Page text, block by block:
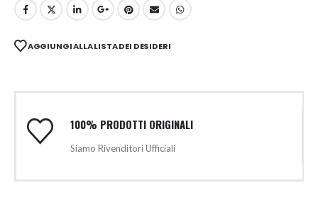
AGGIUNGI ALLA LISTA DEI DESIDERI
100% PRODOTTI ORIGINALI
Siamo Rivenditori Ufficiali